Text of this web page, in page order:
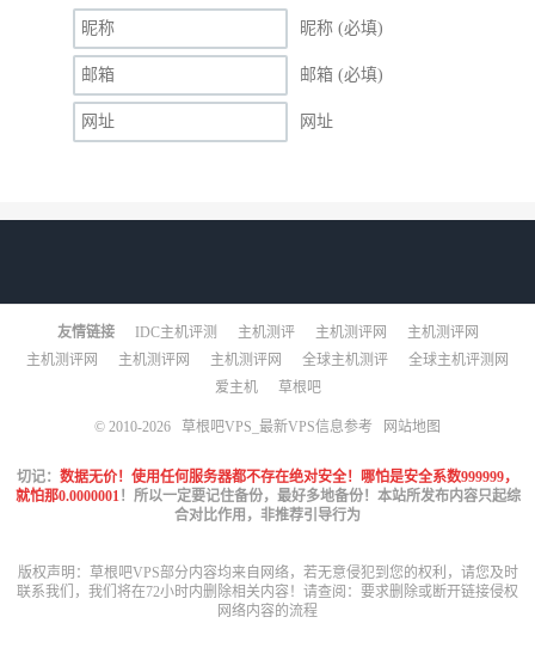
昵称 (必填)
邮箱 (必填)
网址
友情链接 IDC主机评测 主机测评 主机测评网
主机测评网
主机测评网
主机测评网 主机测评网 全球主机测评
全球主机评测网
爱主机
草根吧
© 2010-2026 草根吧VPS_最新VPS信息参考 网站地图
切记： 数据无价！使用任何服务器都不存在绝对安全！哪怕是安全系数999999，
就怕那0.0000001！所以一定要记住备份，最好多地备份！本站所发布内容只起综
合对比作用，非推荐引导行为
版权声明：草根吧VPS部分内容均来自网络，若无意侵犯到您的权利，请您及时
联系我们，我们将在72小时内删除相关内容！请查阅： 要求删除或断开链接侵权
网络内容的流程